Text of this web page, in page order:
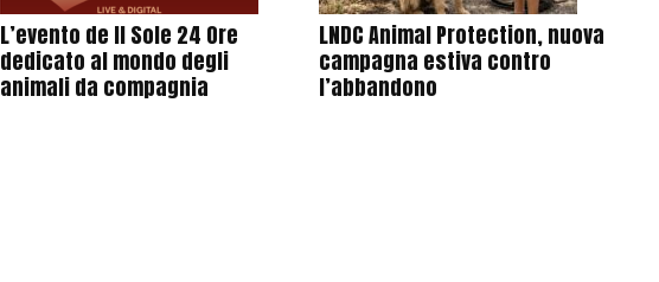
L’evento de Il Sole 24 Ore
dedicato al mondo degli
animali da compagnia
LNDC Animal Protection, nuova
campagna estiva contro
l’abbandono